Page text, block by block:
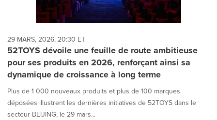
29 MARS, 2026, 20:30 ET
52TOYS dévoile une feuille de route ambitieuse
pour ses produits en 2026, renforçant ainsi sa
dynamique de croissance à long terme
Plus de 1 000 nouveaux produits et plus de 100 marques
déposées illustrent les dernières initiatives de 52TOYS dans le
secteur BEIJING, le 29 mars...